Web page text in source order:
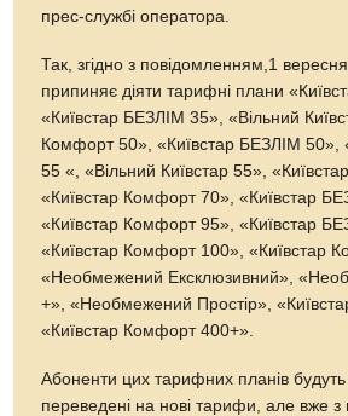
прес-службі оператора.
Так, згідно з повідомленням,1
припиняє діяти тарифні плани
«Київстар БЕЗЛІМ 35», «Вільний
Комфорт 50», «Київстар БЕЗЛІМ 50»,
55 «, «Вільний Київстар 55»,
«Київстар Комфорт 70», «Київстар
«Київстар Комфорт 95», «Київстар
«Київстар Комфорт 100», «Київстар
«Необмежений Ексклюзивний»,
+», «Необмежений Простір»,
«Київстар Комфорт 400+».
Абоненти цих тарифних планів
переведені на нові тарифи, але вже